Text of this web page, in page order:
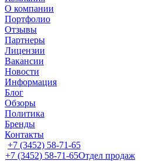
О компании
Портфолио
Отзывы
Партнеры
Лицензии
Вакансии
Новости
Информация
Блог
Обзоры
Политика
Бренды
Контакты
+7 (3452) 58-71-65
+7 (3452) 58-71-65Отдел продаж